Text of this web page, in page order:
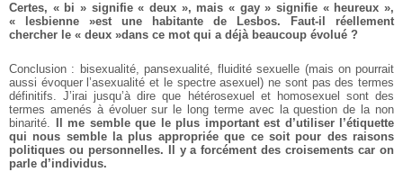
Certes, « bi » signifie« deux », mais « gay » signifie « heureux »,
« lesbienne »est une habitante de Lesbos. Faut-il réellement
chercher le « deux »dans ce mot qui adéjà beaucoup évolué ?
Conclusion : bisexualité, pansexualité, fluidité sexuelle (mais on pourrait
aussi évoquer l’asexualité et le spectreasexuel) ne sont pas des termes
définitifs. J’irai jusqu’à dire que hétérosexuel et homosexuel sontdes
termes amenés à évoluer sur le long terme avec la question de la non
binarité.
Il me sembleque le plus important est d’utiliser l’étiquette
qui nous semble la plus appropriée que ce soit pour des raisons
politiques ou personnelles. Il y aforcément des croisements car on
parle d’individus.